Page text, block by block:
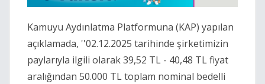
Kamuyu Aydınlatma Platformuna (KAP) yapılan
açıklamada, ''02.12.2025 tarihinde şirketimizin
paylarıyla ilgili olarak 39,52 TL - 40,48 TL fiyat
aralığından 50.000 TL toplam nominal bedelli